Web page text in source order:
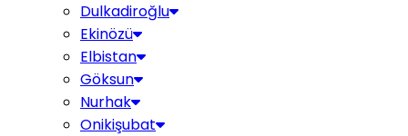
Dulkadiroğlu
Ekinözü
Elbistan
Göksun
Nurhak
Onikişubat